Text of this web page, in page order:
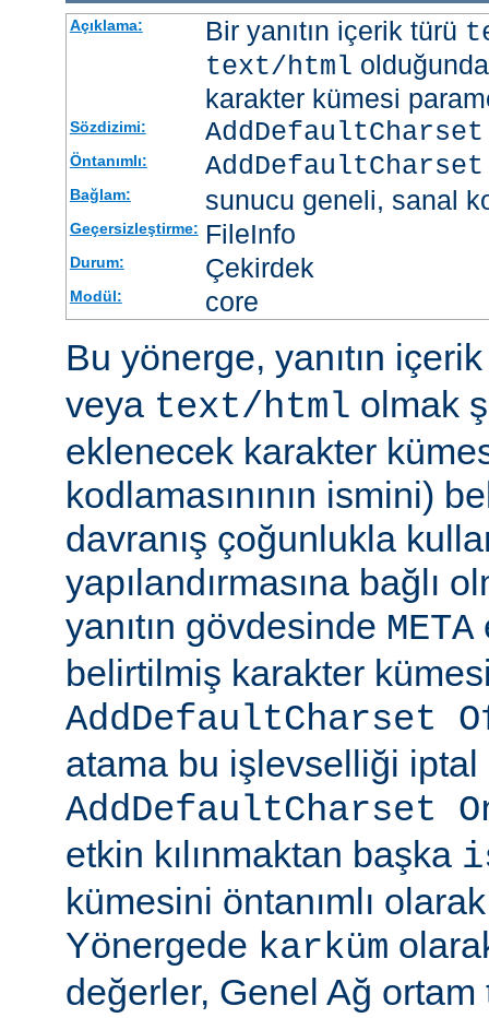
Açıklama: Bir yanıtın içerik türü
text/html
karakter kümesi
Sözdizimi:
Öntanımlı:
Bağlam: sunucu geneli, sanal
Geçersizleştirme: FileInfo
Durum: Çekirdek
Modül: core
Bu yönerge, yanıtın
veya text/html olmak
eklenecek karakter
kodlamasınının ismini)
davranış çoğunlukla
yapılandırmasına bağlı
yanıtın gövdesinde META
belirtilmiş karakter
AddDefaultCharset
atama bu işlevselliği iptal
AddDefaultCharset
etkin kılınmaktan başka
kümesini öntanımlı
Yönergede karküm
değerler, Genel Ağ